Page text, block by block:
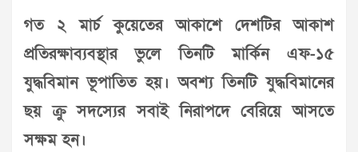
গত ২ মার্চ কুয়েতের আকাশে দেশটির আকাশ
প্রতিরক্ষাব্যবস্থার ভুলে তিনটি মার্কিন এফ-১৫
যুদ্ধবিমান ভূপাতিত হয়। অবশ্য তিনটি যুদ্ধবিমানের
ছয় ক্রু সদস্যের সবাই নিরাপদে বেরিয়ে আসতে
সক্ষম হন।